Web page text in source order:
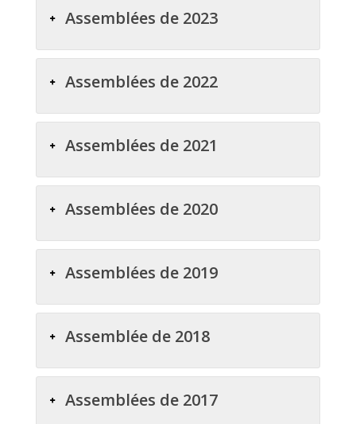
Assemblées de 2023
Assemblées de 2022
Assemblées de 2021
Assemblées de 2020
Assemblées de 2019
Assemblée de 2018
Assemblées de 2017